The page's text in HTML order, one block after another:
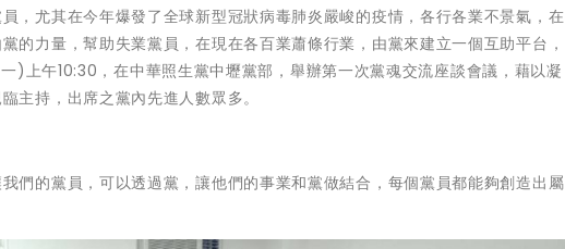
，尤其在今年爆發了全球新型冠狀病毒肺炎嚴峻的疫情，各行各業不景氣，在
的力量，幫助失業黨員，在現在各百業蕭條行業，由黨來建立一個互助平台，
)上午10:30，在中華照生黨中壢黨部，舉辦第一次黨魂交流座談會議，藉以凝
主持，出席之黨內先進人數眾多。
們的黨員，可以透過黨，讓他們的事業和黨做結合，每個黨員都能夠創造出屬